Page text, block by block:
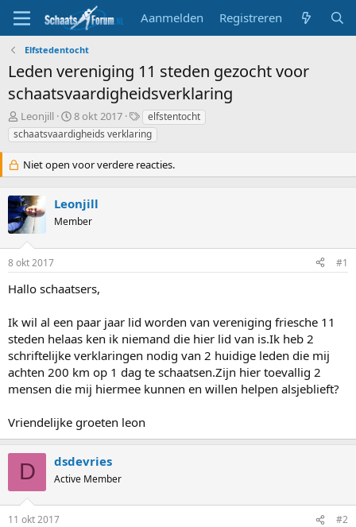
Aanmelden Registreren
Elfstedentocht
Leden vereniging 11 steden gezocht voor
schaatsvaardigheidsverklaring
T
o
p
c
t
a
r
t
e
r
Leonjill
S
t
a
t
a
u
8 okt 2017
T
a
g
elfstentocht
schaatsvaardigheids verklaring
Niet open voor verdere reacties.
Leonjill
Member
8 okt 2017 #1
Hallo schaatsers,
Ik wil al een paar jaar lid worden van vereniging friesche 11
steden helaas ken ik niemand die hier lid van is.Ik heb 2
schriftelijke verklaringen nodig van 2 huidige leden die mij
achten 200 km op 1 dag te schaatsen.Zijn hier toevallig 2
mensen die mij hiermee kunnen en willen helpen alsjeblieft?
Vriendelijke groeten leon
D dsdevries
Active Member
11 okt 2017 #2